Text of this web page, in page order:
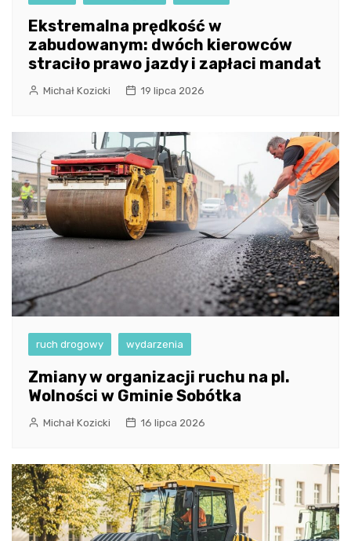
Ekstremalna prędkość w
zabudowanym: dwóch kierowców
straciło prawo jazdy i zapłaci mandat
Michał Kozicki 19 lipca 2026
ruch drogowy wydarzenia
Zmiany w organizacji ruchu na pl.
Wolności w Gminie Sobótka
Michał Kozicki 16 lipca 2026